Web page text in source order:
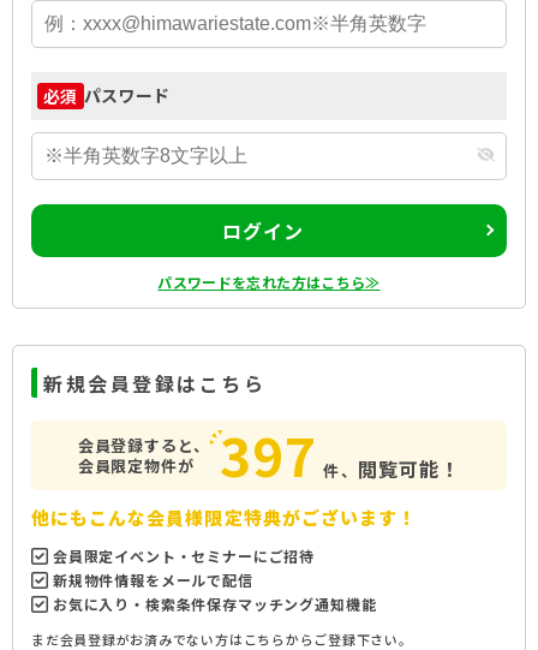
必須 パスワード
ログイン
パスワードを忘れた方はこちら≫
新規会員登録はこちら
会員登録すると、
会員限定物件が
397 件、 閲覧可能！
他にもこんな会員様限定特典がございます！
会員限定イベント・セミナーにご招待
新規物件情報をメールで配信
お気に入り・検索条件保存マッチング通知機能
まだ会員登録がお済みでない方はこちらからご登録下さい。